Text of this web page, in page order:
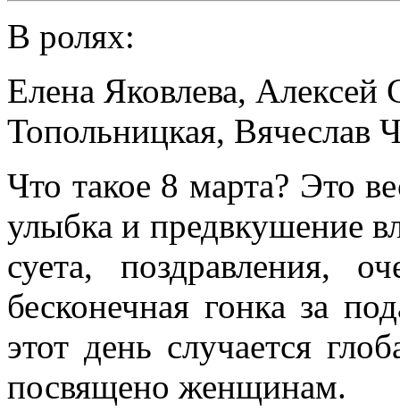
В ролях:
Елена Яковлева, Алексей
Топольницкая, Вячеслав
Что такое 8 марта? Это
улыбка и предвкушение
суета, поздравления,
бесконечная гонка за
этот день случается
посвящено женщинам.